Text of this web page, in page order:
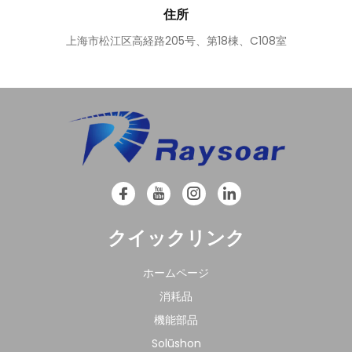
住所
上海市松江区高経路205号、第18棟、C108室
クイックリンク
ホームページ
消耗品
機能部品
Solūshon